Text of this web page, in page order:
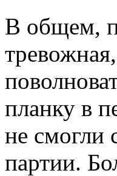
В общем,
планку в
не смогли
партии.